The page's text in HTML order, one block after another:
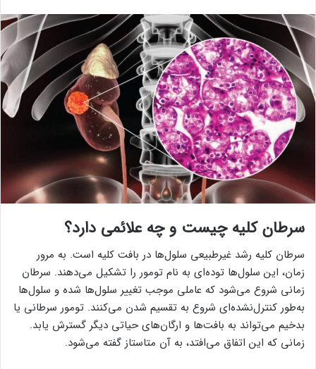
سرطان کلیه چیست و چه علائمی دارد؟
سرطان کلیه رشد غیرطبیعی سلول‌ها در بافت کلیه است. به مرور
زمان، این سلول‌ها توده‌ای به نام تومور را تشکیل می‌دهند. سرطان
زمانی شروع می‌شود که عاملی موجب تغییر سلول‌ها شده و سلول‌ها
به‌طور کنترل‌نشده‌ای شروع به تقسیم شدن می‌کنند. تومور سرطانی یا
بدخیم می‌تواند به بافت‌ها و ارگان‌های حیاتی دیگر گسترش یابد.
زمانی که این اتفاق می‌افتد، به آن متاستاز گفته می‌شود.